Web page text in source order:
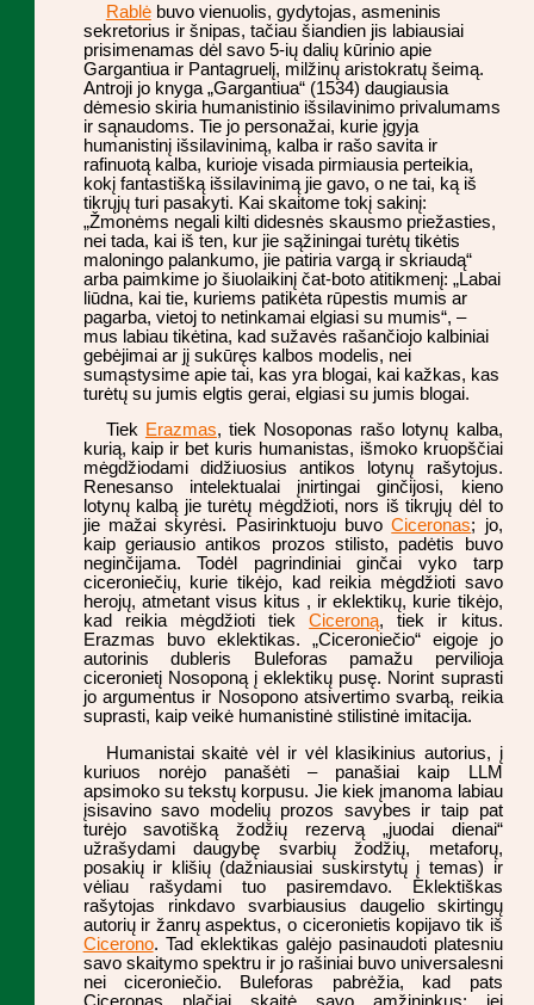
Rablėbuvo vienuolis, gydytojas, asmeninis
sekretorius ir šnipas, tačiau šiandien jis labiausiai
prisimenamas dėl savo 5-ių dalių kūrinio apie
Gargantiua ir Pantagruelį, milžinų aristokratų šeimą.
Antroji jo knyga „Gargantiua“ (1534) daugiausia
dėmesio skiria humanistinio išsilavinimo privalumams
ir sąnaudoms. Tie jo personažai, kurie įgyja
humanistinį išsilavinimą, kalba ir rašo savita ir
rafinuotą kalba, kurioje visada pirmiausia perteikia,
kokį fantastišką išsilavinimą jie gavo, o ne tai, ką iš
tikrųjų turi pasakyti. Kai skaitome tokį sakinį:
„Žmonėms negali kilti didesnės skausmo priežasties,
nei tada, kai iš ten, kur jie sąžiningai turėtų tikėtis
maloningo palankumo, jie patiria vargą ir skriaudą“
arba paimkime jo šiuolaikinį čat-boto atitikmenį: „Labai
liūdna, kai tie, kuriems patikėta rūpestis mumis ar
pagarba, vietoj to netinkamai elgiasi su mumis“, –
mus labiau tikėtina, kad sužavės rašančiojo kalbiniai
gebėjimai ar jį sukūręs kalbos modelis, nei
sumąstysime apie tai, kas yra blogai, kai kažkas, kas
turėtų su jumis elgtis gerai, elgiasi su jumis blogai.
Tiek Erazmas, tiek Nosoponas rašo lotynų kalba,
kurią, kaip ir bet kuris humanistas, išmoko kruopščiai
mėgdžiodami didžiuosius antikos lotynų rašytojus.
Renesanso intelektualai įnirtingai ginčijosi, kieno
lotynų kalbą jie turėtų mėgdžioti, nors iš tikrųjų dėl to
jie mažai skyrėsi. Pasirinktuoju buvoCiceronas; jo,
kaip geriausio antikos prozos stilisto, padėtis buvo
neginčijama. Todėl pagrindiniai ginčai vyko tarp
ciceroniečių, kurie tikėjo, kad reikia mėgdžioti savo
herojų, atmetant visus kitus , ir eklektikų, kurie tikėjo,
kad reikia mėgdžioti tiekCiceroną, tiek ir kitus.
Erazmas buvo eklektikas. „Ciceroniečio“ eigoje jo
autorinis dubleris Buleforas pamažu pervilioja
ciceronietį Nosoponą į eklektikų pusę. Norint suprasti
jo argumentus ir Nosopono atsivertimo svarbą, reikia
suprasti, kaip veikė humanistinė stilistinė imitacija.
Humanistai skaitė vėl ir vėl klasikinius autorius, į
kuriuos norėjo panašėti – panašiai kaip LLM
apsimoko su tekstų korpusu. Jie kiek įmanoma labiau
įsisavino savo modelių prozos savybes ir taip pat
turėjo savotišką žodžių rezervą „juodai dienai“
užrašydami daugybę svarbių žodžių, metaforų,
posakių ir klišių (dažniausiai suskirstytų į temas) ir
vėliau rašydami tuo pasiremdavo. Eklektiškas
rašytojas rinkdavo svarbiausius daugelio skirtingų
autorių ir žanrų aspektus, o ciceronietis kopijavo tik iš
Cicerono. Tad eklektikas galėjo pasinaudoti platesniu
savo skaitymo spektru ir jo rašiniai buvo universalesni
nei ciceroniečio. Buleforas pabrėžia, kad pats